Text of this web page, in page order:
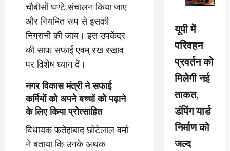
चौबीसों घण्टे संचालन किया जाए
और नियमित रूप से इसकी
निगरानी की जाय। इस उपकेंद्र
की साफ सफाई एवम् रख रखाव
पर विशेष ध्यान दें।
नगर विकास मंत्री ने सफाई
कर्मियों को अपने बच्चों को पढ़ाने
के लिए किया प्रोत्साहित
विधायक फतेहाबाद छोटेलाल वर्मा
ने बताया कि उनके अथक
यूपी में
परिवहन
प्रवर्तन को
मिलेगी नई
ताकत,
डंपिंग यार्ड
निर्माण को
जल्द